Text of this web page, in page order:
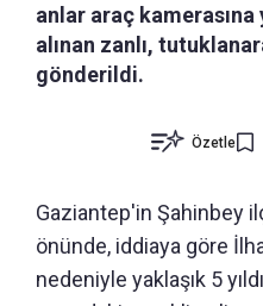
anlar araç kamerasına
alınan zanlı,
gönderildi.
Özetle
Gaziantep'in Şahinbey
önünde, iddiaya göre
nedeniyle yaklaşık 5